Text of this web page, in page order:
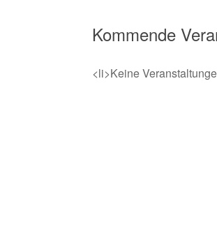
Kommende
<li>Keine